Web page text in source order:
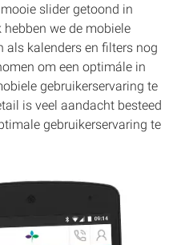
slider getoond in
we de mobiele
kalenders en filters nog
om een optimále in
gebruikerservaring te
is veel aandacht besteed
gebruikerservaring te